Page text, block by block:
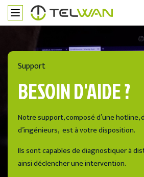
Support
BESOIN D'AIDE ?
Notre support, composé d’une
d’ingénieurs, est à votre disposition.
Ils sont capables de diagnostiquer à
ainsi déclencher une intervention.